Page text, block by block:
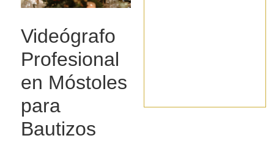
Videógrafo
Profesional
en Móstoles
para
Bautizos